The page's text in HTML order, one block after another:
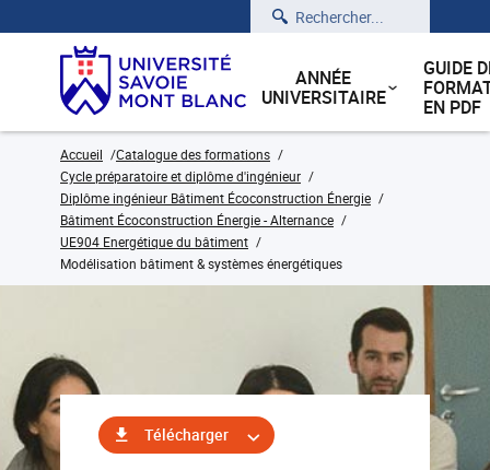
Rechercher
ANNÉE
UNIVERSITAIRE
GUIDE
EN PDF
Accueil
Catalogue des formations
Cycle préparatoire et diplôme d'ingénieur
Diplôme ingénieur Bâtiment Écoconstruction Énergie
Bâtiment Écoconstruction Énergie - Alternance
UE904 Energétique du bâtiment
Modélisation bâtiment & systèmes énergétiques
Télécharger